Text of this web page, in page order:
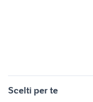
Scelti per te